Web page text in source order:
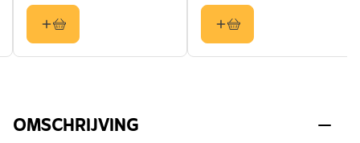
OMSCHRIJVING